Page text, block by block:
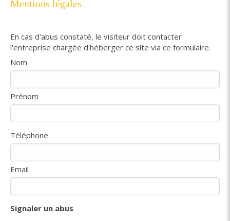
Mentions légales
En cas d'abus constaté, le visiteur doit contacter
l'entreprise chargée d'héberger ce site via ce formulaire.
Nom
Prénom
Téléphone
Email
Signaler un abus